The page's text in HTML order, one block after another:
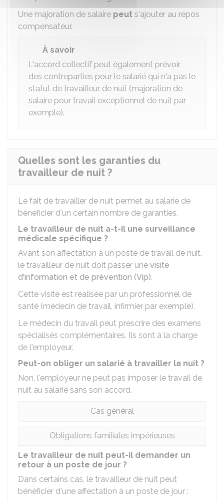
Une majoration de salaire peut s'ajouter au repos
compensateur.
À savoir
L'accord collectif peut également prévoir
des contreparties pour le salarié qui n'a pas le
statut de travailleur de nuit (majoration de
salaire pour travail exceptionnel de nuit par
exemple).
Quelles sont les garanties du
travailleur de nuit ?
Le fait de travailler de nuit permet au salarié de
bénéficier d'un certain nombre de garanties.
Le travailleur de nuit a-t-il une surveillance
médicale spécifique ?
Avant son affectation à un poste de travail de nuit,
le travailleur de nuit doit passer une visite
d'information et de prévention (Vip).
Cette visite est réalisée par un professionnel de
santé (médecin de travail, infirmier par exemple).
Le médecin du travail peut prescrire des examens
spécialisés complémentaires. Ils sont à la charge
de l'employeur.
Peut-on obliger un salarié à travailler la nuit ?
Non, l'employeur ne peut pas imposer le travail de
nuit au salarié sans son accord.
Cas général
Obligations familiales impérieuses
Le travailleur de nuit peut-il demander un
retour à un poste de jour ?
Dans certains cas, le travailleur de nuit peut
bénéficier d'une affectation à un poste de jour :